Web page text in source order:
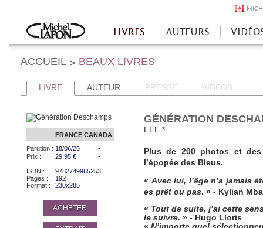
Accueil
LIVRES AUTEURS
ACCUEIL > BEAUX LIVRES
LIVRE AUTEUR PRESSE VIDEOS
FRANCE CANADA
Parution : 18/06/26 -
Prix : 29.95 € -
ISBN :
9782749965253
Pages :
192
Format :
230x285
ACHETER
GÉNÉRATION
FFF *
Plus de 200 photos et
l’épopée des Bleus.
« Avec lui, l’âge n’a jamais
es prêt ou pas. » - Kylian
« Tout de suite, j’ai cette
le suivre. » - Hugo Lloris